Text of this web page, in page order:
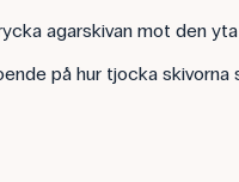
agarskivan mot den
på hur tjocka skivorna